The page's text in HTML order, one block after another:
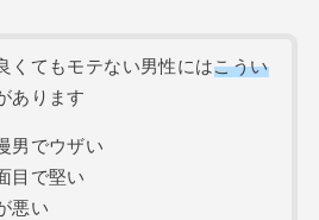
くてもモテない男性にはこうい
あります
男でウザい
目で堅い
悪い